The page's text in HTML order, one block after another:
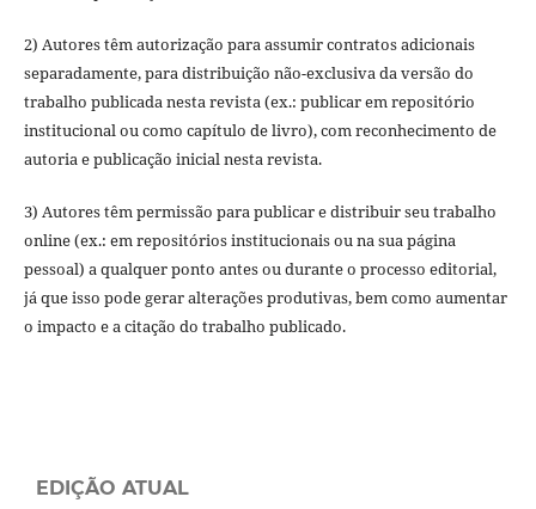
2) Autores têm autorização para assumir contratos adicionais
separadamente, para distribuição não-exclusiva da versão do
trabalho publicada nesta revista (ex.: publicar em repositório
institucional ou como capítulo de livro), com reconhecimento de
autoria e publicação inicial nesta revista.
3) Autores têm permissão para publicar e distribuir seu trabalho
online (ex.: em repositórios institucionais ou na sua página
pessoal) a qualquer ponto antes ou durante o processo editorial,
já que isso pode gerar alterações produtivas, bem como aumentar
o impacto e a citação do trabalho publicado.
EDIÇÃO ATUAL